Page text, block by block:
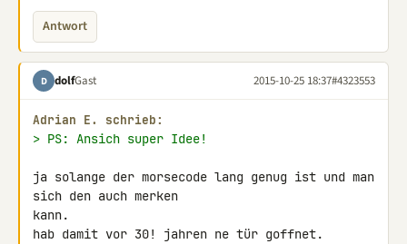
Antwort
D dolfGast 2015-10-25 18:37#4323553
Adrian E. schrieb:
> PS: Ansich super Idee!
ja solange der morsecode lang genug ist und man
sich den auch merken
kann.
hab damit vor 30! jahren ne tür goffnet.